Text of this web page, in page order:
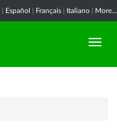
Español Français Italiano More...